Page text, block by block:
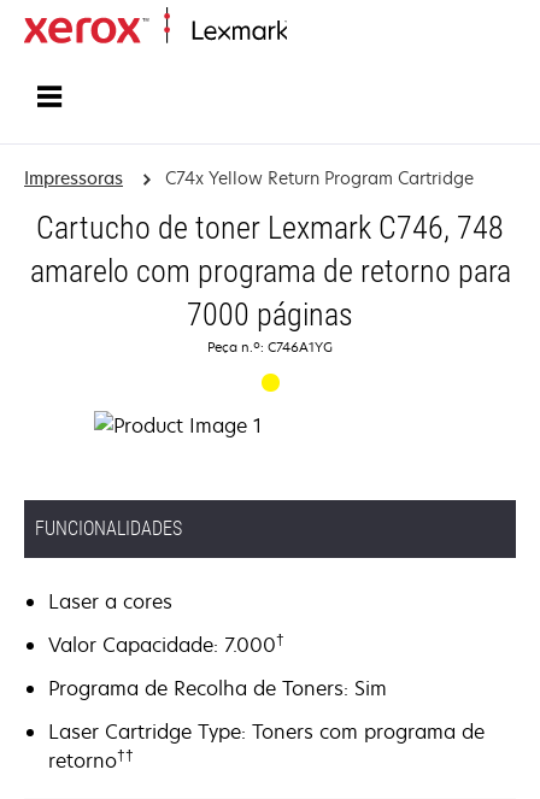
Impressoras C74x Yellow Return Program Cartridge
Cartucho de toner Lexmark C746, 748
amarelo com programa de retorno para
7000 páginas
Peça n.º: C746A1YG
FUNCIONALIDADES
Laser a cores
Valor Capacidade: 7.000†
Programa de Recolha de Toners: Sim
Laser Cartridge Type: Toners com programa de
retorno††